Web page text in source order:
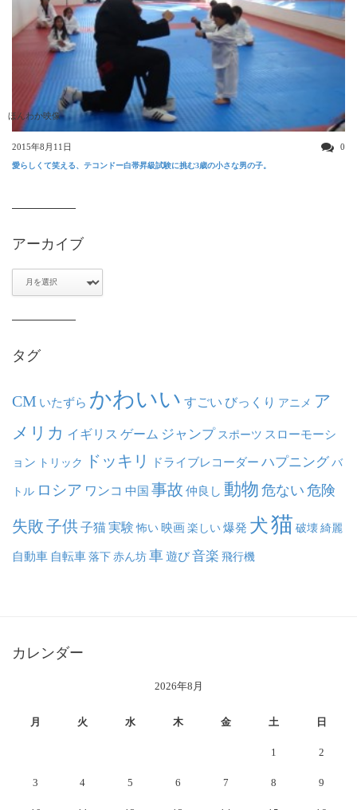
ほんわか映像
2015年8月11日 0
愛らしくて笑える、テコンドー白帯昇級試験に挑む3歳の小さな男の子。
アーカイブ
タグ
CM いたずら かわいい すごい びっくり アニメ ア
メリカ イギリス ゲーム ジャンプ スポーツ スローモーシ
ョン トリック ドッキリ ドライブレコーダー ハプニング バ
トル ロシア ワンコ 中国 事故 仲良し 動物 危ない 危険
失敗子供子猫実験 怖い映画楽しい爆発 犬猫 破壊綺麗
自動車 自転車落下赤ん坊車遊び音楽 飛行機
カレンダー
2026年8月
月 火 水 木 金 土 日
1 2
3 4 5 6 7 8 9